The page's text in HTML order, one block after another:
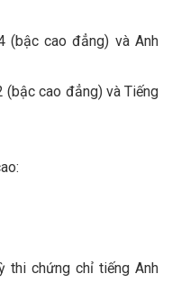
(bậc cao đẳng) và Anh
(bậc cao đẳng) và Tiếng
thi chứng chỉ tiếng Anh